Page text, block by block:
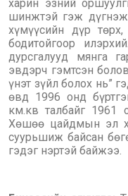
харин эзний
шинжтэй гэж
хүмүүсийн дүр
бодитойгоор
дурсгалууд мянга
эвдэрч гэмтсэн
үнэт зүйл болох нь”
өвд 1996 онд
км.кв талбайг 1961
Хөшөө цайдмын эл
суурьшиж байсан
гэдэг нэртэй байжээ.